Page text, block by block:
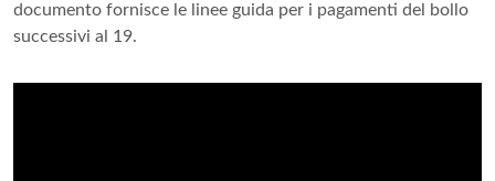
documento fornisce le linee guida per i pagamenti del bollo
successivi al 19.